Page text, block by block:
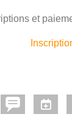
et